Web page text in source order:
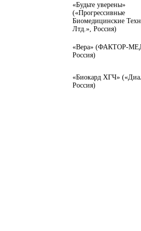
«Будьте уверены»
(«Прогрессивные
Биомедицинские
Лтд.», Россия)
«Вера» (ФАКТОР-
Россия)
«Биокард ХГЧ»
Россия)